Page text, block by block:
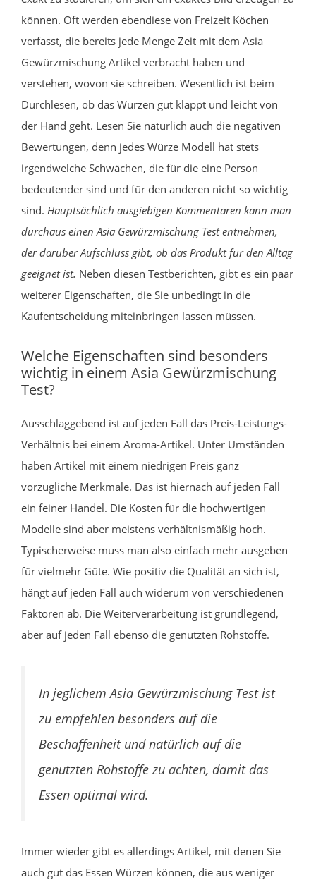
können. Oft werden ebendiese von Freizeit Köchen
verfasst, die bereits jede Menge Zeit mit dem Asia
Gewürzmischung Artikel verbracht haben und
verstehen, wovon sie schreiben. Wesentlich ist beim
Durchlesen, ob das Würzen gut klappt und leicht von
der Hand geht. Lesen Sie natürlich auch die negativen
Bewertungen, denn jedes Würze Modell hat stets
irgendwelche Schwächen, die für die eine Person
bedeutender sind und für den anderen nicht so wichtig
sind. Hauptsächlich ausgiebigen Kommentaren kann man
durchaus einen Asia Gewürzmischung Test entnehmen,
der darüber Aufschluss gibt, ob das Produkt für den Alltag
geeignet ist. Neben diesen Testberichten, gibt es ein paar
weiterer Eigenschaften, die Sie unbedingt in die
Kaufentscheidung miteinbringen lassen müssen.
Welche Eigenschaften sind besonders
wichtig in einem Asia Gewürzmischung
Test?
Ausschlaggebend ist auf jeden Fall das Preis-Leistungs-
Verhältnis bei einem Aroma-Artikel. Unter Umständen
haben Artikel mit einem niedrigen Preis ganz
vorzügliche Merkmale. Das ist hiernach auf jeden Fall
ein feiner Handel. Die Kosten für die hochwertigen
Modelle sind aber meistens verhältnismäßig hoch.
Typischerweise muss man also einfach mehr ausgeben
für vielmehr Güte. Wie positiv die Qualität an sich ist,
hängt auf jeden Fall auch widerum von verschiedenen
Faktoren ab. Die Weiterverarbeitung ist grundlegend,
aber auf jeden Fall ebenso die genutzten Rohstoffe.
In jeglichem Asia Gewürzmischung Test ist
zu empfehlen besonders auf die
Beschaffenheit und natürlich auf die
genutzten Rohstoffe zu achten, damit das
Essen optimal wird.
Immer wieder gibt es allerdings Artikel, mit denen Sie
auch gut das Essen Würzen können, die aus weniger